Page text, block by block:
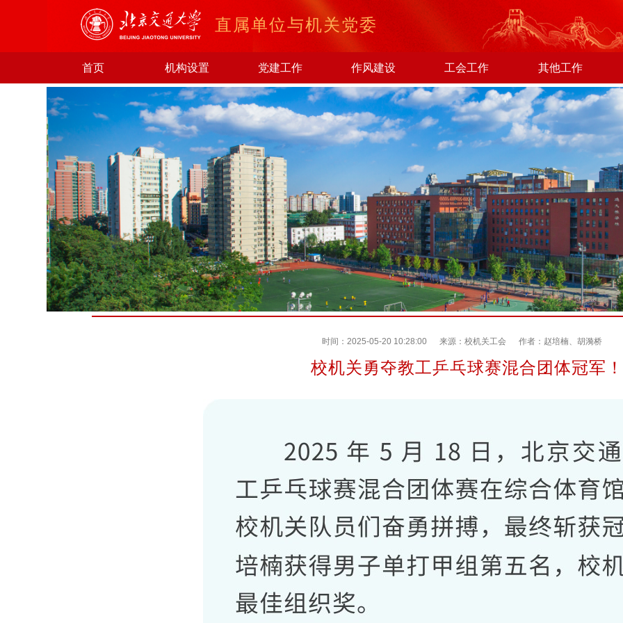
直属单位与机关党委
首页 机构设置 党建工作 作风建设 工会工作 其他工作
校机关勇夺教工乒乓球赛混合团体冠军！
时间：2025-05-20 10:28:00 来源：校机关工会 作者：赵培楠、胡漪桥
校机关勇夺教工乒乓球赛混合团体冠军！